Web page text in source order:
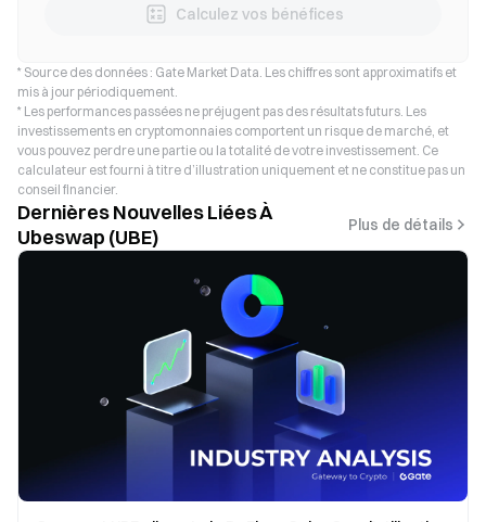
Calculez vos bénéfices
* Source des données : Gate Market Data. Les chiffres sont approximatifs et
mis à jour périodiquement.
* Les performances passées ne préjugent pas des résultats futurs. Les
investissements en cryptomonnaies comportent un risque de marché, et
vous pouvez perdre une partie ou la totalité de votre investissement. Ce
calculateur est fourni à titre d’illustration uniquement et ne constitue pas un
conseil financier.
Dernières Nouvelles Liées À
Ubeswap (UBE)
Plus de détails